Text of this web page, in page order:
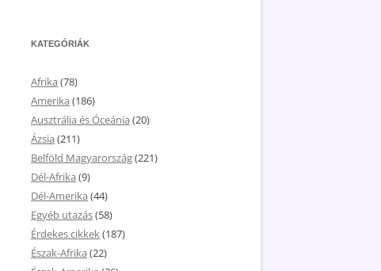
KATEGÓRIÁK
Afrika (78)
Amerika (186)
Ausztrália és Óceánia (20)
Ázsia (211)
Belföld Magyarország(221)
Dél-Afrika (9)
Dél-Amerika (44)
Egyéb utazás(58)
Érdekes cikkek(187)
Észak-Afrika (22)